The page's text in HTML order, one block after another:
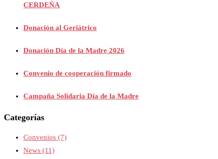
CERDEÑA
Donación al Geriátrico
Donación Día de la Madre 2026
Convenio de cooperación firmado
Campaña Solidaria Día de la Madre
Categorías
Convenios (7)
News (11)